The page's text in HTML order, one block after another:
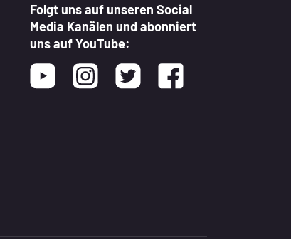
Folgt uns auf unseren Social
Media Kanälen und abonniert
uns auf YouTube:
Youtube InstagramTwitter Facebook